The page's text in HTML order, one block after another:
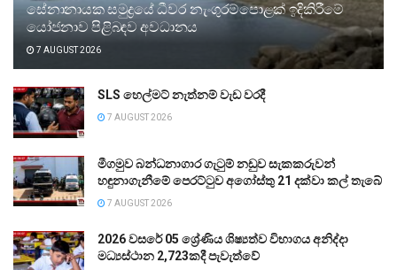
සේනානායක සමුද්‍රයේ ධීවර නැංගුරම්පොළක් ඉදිකිරීමේ
යෝජනාව පිළිබඳව අවධානය
7 AUGUST 2026
SLS හෙල්මට් නැත්නම් වැඩ වරදී
7 AUGUST 2026
මීගමුව බන්ධනාගාර ගැටුම් නඩුව සැකකරුවන්
හඳුනාගැනීමේ පෙරට්ටුව අගෝස්තු 21 දක්වා කල් තැබේ
7 AUGUST 2026
2026 වසරේ 05 ශ්‍රේණිය ශිෂ්‍යත්ව විභාගය අනිද්දා
මධ්‍යස්ථාන 2,723කදී පැවැත්වේ